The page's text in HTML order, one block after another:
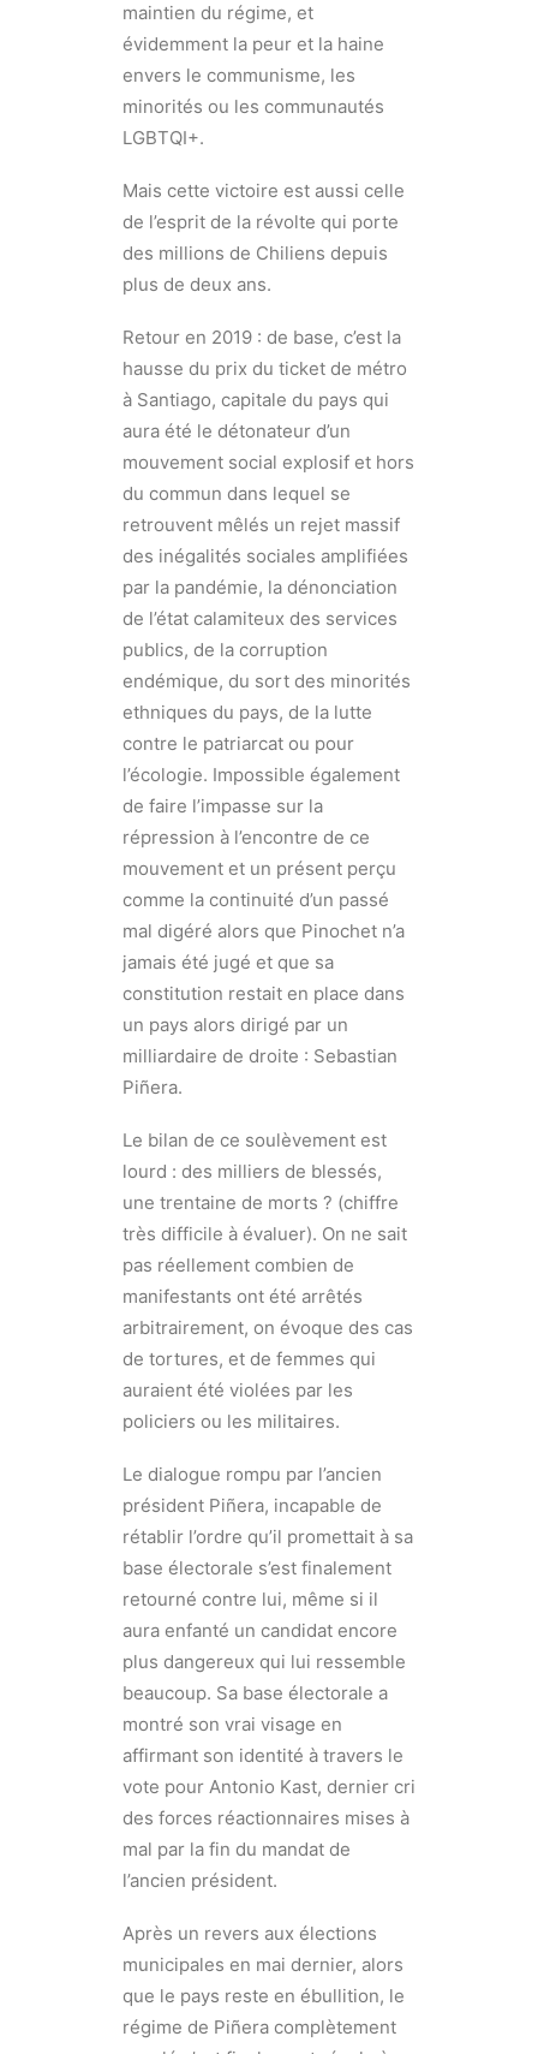
maintien du régime, et
évidemment la peur et la haine
envers le communisme, les
minorités ou les communautés
LGBTQI+.
Mais cette victoire est aussi celle
de l’esprit de la révolte qui porte
des millions de Chiliens depuis
plus de deux ans.
Retour en 2019 : de base, c’est la
hausse du prix du ticket de métro
à Santiago, capitale du pays qui
aura été le détonateur d’un
mouvement social explosif et hors
du commun dans lequel se
retrouvent mêlés un rejet massif
des inégalités sociales amplifiées
par la pandémie, la dénonciation
de l’état calamiteux des services
publics, de la corruption
endémique, du sort des minorités
ethniques du pays, de la lutte
contre le patriarcat ou pour
l’écologie. Impossible également
de faire l’impasse sur la
répression à l’encontre de ce
mouvement et un présent perçu
comme la continuité d’un passé
mal digéré alors que Pinochet n’a
jamais été jugé et que sa
constitution restait en place dans
un pays alors dirigé par un
milliardaire de droite : Sebastian
Piñera.
Le bilan de ce soulèvement est
lourd : des milliers de blessés,
une trentaine de morts ? (chiffre
très difficile à évaluer). On ne sait
pas réellement combien de
manifestants ont été arrêtés
arbitrairement, on évoque des cas
de tortures, et de femmes qui
auraient été violées par les
policiers ou les militaires.
Le dialogue rompu par l’ancien
président Piñera, incapable de
rétablir l’ordre qu’il promettait à sa
base électorale s’est finalement
retourné contre lui, même si il
aura enfanté un candidat encore
plus dangereux qui lui ressemble
beaucoup. Sa base électorale a
montré son vrai visage en
affirmant son identité à travers le
vote pour Antonio Kast, dernier cri
des forces réactionnaires mises à
mal par la fin du mandat de
l’ancien président.
Après un revers aux élections
municipales en mai dernier, alors
que le pays reste en ébullition, le
régime de Piñera complètement